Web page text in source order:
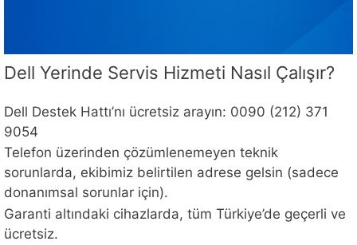
Dell Yerinde Servis Hizmeti Nasıl Çalışır?
Dell Destek Hattı’nı ücretsiz arayın: 0090 (212) 371
9054
Telefon üzerinden çözümlenemeyen teknik
sorunlarda, ekibimiz belirtilen adrese gelsin (sadece
donanımsal sorunlar için).
Garanti altındaki cihazlarda, tüm Türkiye’de geçerli ve
ücretsiz.